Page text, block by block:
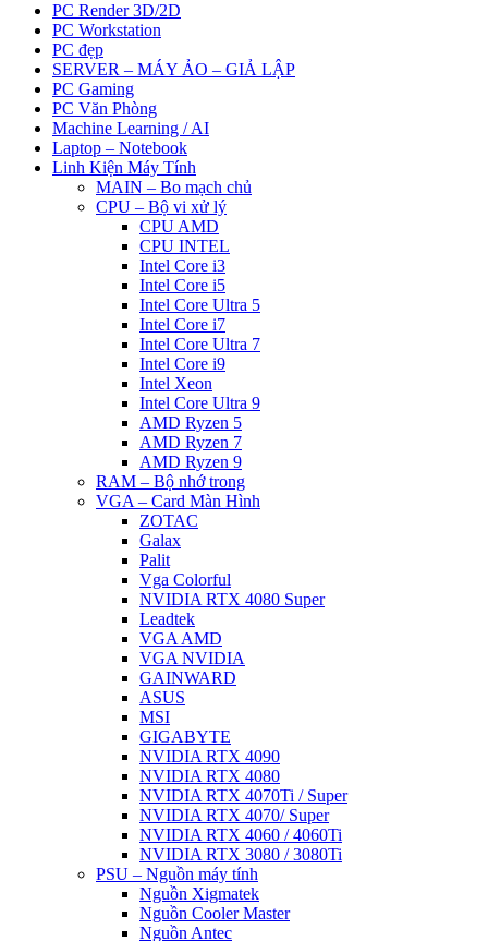
PC Render 3D/2D
PC Workstation
PC đẹp
SERVER – MÁY ẢO – GIẢ LẬP
PC Gaming
PC Văn Phòng
Machine Learning / AI
Laptop – Notebook
Linh Kiện Máy Tính
MAIN – Bo mạch chủ
CPU – Bộ vi xử lý
CPU AMD
CPU INTEL
Intel Core i3
Intel Core i5
Intel Core Ultra 5
Intel Core i7
Intel Core Ultra 7
Intel Core i9
Intel Xeon
Intel Core Ultra 9
AMD Ryzen 5
AMD Ryzen 7
AMD Ryzen 9
RAM – Bộ nhớ trong
VGA – Card Màn Hình
ZOTAC
Galax
Palit
Vga Colorful
NVIDIA RTX 4080 Super
Leadtek
VGA AMD
VGA NVIDIA
GAINWARD
ASUS
MSI
GIGABYTE
NVIDIA RTX 4090
NVIDIA RTX 4080
NVIDIA RTX 4070Ti / Super
NVIDIA RTX 4070/ Super
NVIDIA RTX 4060 / 4060Ti
NVIDIA RTX 3080 / 3080Ti
PSU – Nguồn máy tính
Nguồn Xigmatek
Nguồn Cooler Master
Nguồn Antec